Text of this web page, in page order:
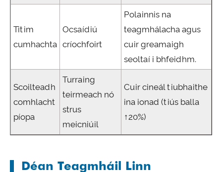
Titim
cumhachta
Ocsaídiú
críochfoirt
Polainnis na
teagmhálacha agus
cuir greamaigh
seoltaí i bhfeidhm.
Scoilteadh
comhlacht
píopa
Turraing
teirmeach nó
strus
meicniúil
Cuir cineál tiubhaithe
ina ionad (tiús balla
↑20%)
Déan Teagmháil Linn